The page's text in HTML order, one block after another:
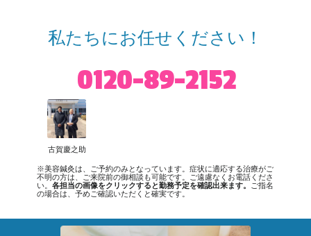
私たちにお任せください！
0120-89-2152
古賀慶之助
※美容鍼灸は、ご予約のみとなっています。症状に適応する治療がご
不明の方は、ご来院前の御相談も可能です。ご遠慮なくお電話くださ
い。各担当の画像をクリックすると勤務予定を確認出来ます。
ご指名
の場合は、予めご確認いただくと確実です。